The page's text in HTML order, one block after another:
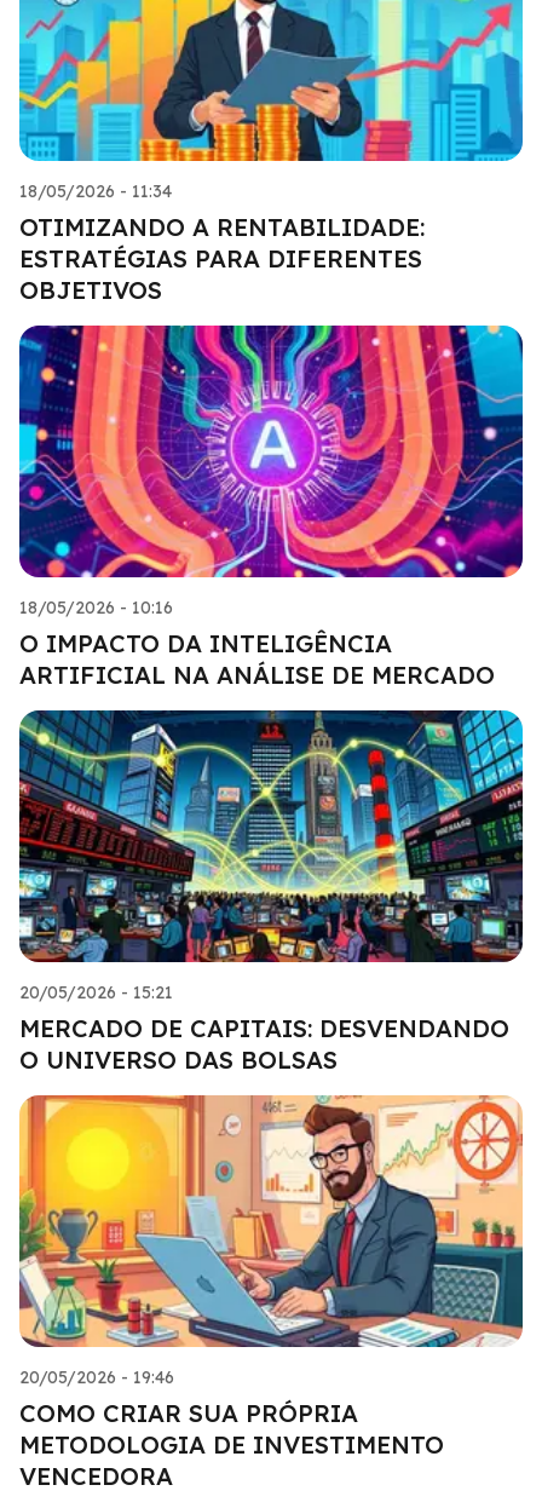
18/05/2026 - 11:34
OTIMIZANDO A RENTABILIDADE:
ESTRATÉGIAS PARA DIFERENTES
OBJETIVOS
18/05/2026 - 10:16
O IMPACTO DA INTELIGÊNCIA
ARTIFICIAL NA ANÁLISE DE MERCADO
20/05/2026 - 15:21
MERCADO DE CAPITAIS: DESVENDANDO
O UNIVERSO DAS BOLSAS
20/05/2026 - 19:46
COMO CRIAR SUA PRÓPRIA
METODOLOGIA DE INVESTIMENTO
VENCEDORA